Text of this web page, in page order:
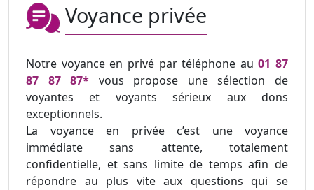
Voyance privée
Notre voyance en privé par téléphone au01 87
87 87 87* vous propose une sélection de
voyantes et voyants sérieux aux dons
exceptionnels.
La voyance en privée c’est une voyance
immédiate sans attente, totalement
confidentielle, et sans limite de temps afin de
répondre au plus vite aux questions qui se